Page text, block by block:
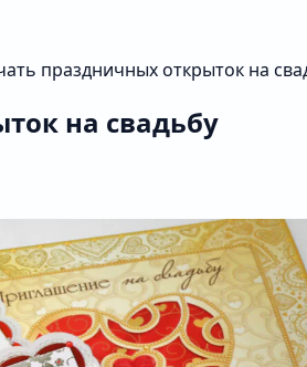
праздничных открыток на
на свадьбу